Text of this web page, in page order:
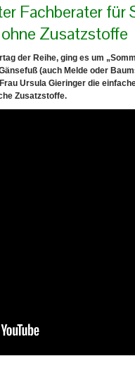
Fachberater für
Zusatzstoffe
der Reihe, ging es um
(auch Melde oder
Ursula Gieringer die
Zusatzstoffe.